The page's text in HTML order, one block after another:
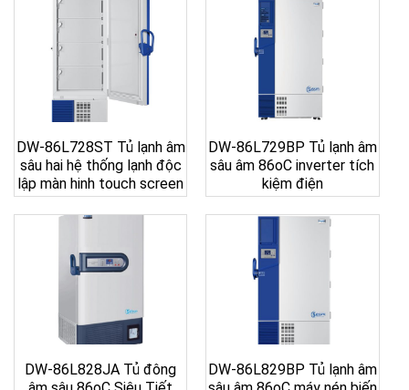
DW-86L728ST Tủ lạnh âm
sâu hai hệ thống lạnh độc
lập màn hinh touch screen
DW-86L729BP Tủ lạnh âm
sâu âm 86oC inverter tích
kiệm điện
DW-86L828JA Tủ đông
DW-86L829BP Tủ lạnh âm